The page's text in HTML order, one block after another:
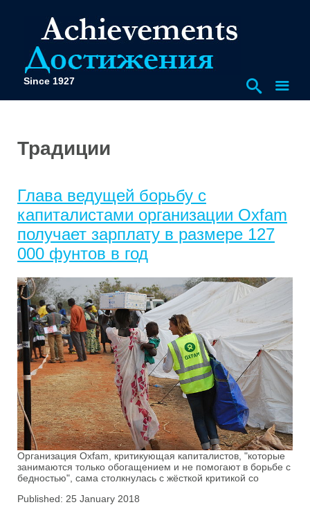
Since 1927
Традиции
Глава ведущей борьбу с
капиталистами организации Oxfam
получает зарплату в размере 127
000 фунтов в год
Организация Oxfam, критикующая капиталистов, "которые
занимаются только обогащением и не помогают в борьбе с
бедностью", сама столкнулась с жёсткой критикой со
Published: 25 January 2018